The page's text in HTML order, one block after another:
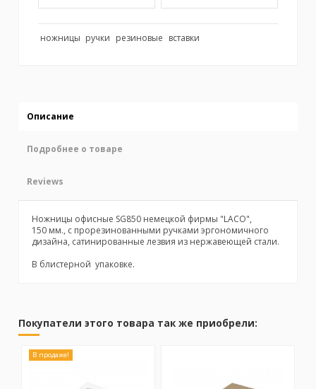
ножницы ручки резиновые вставки
Описание
Подробнее о товаре
Reviews
Ножницы офисные SG850 немецкой фирмы "LACO",
150 мм., с прорезинованными ручками эргономичного
дизайна, сатинированные лезвия из нержавеющей стали.
В блистерной упаковке.
Покупатели этого товара так же приобрели:
В продаже!